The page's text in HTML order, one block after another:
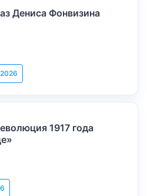
Дениса Фонвизина
1917 года